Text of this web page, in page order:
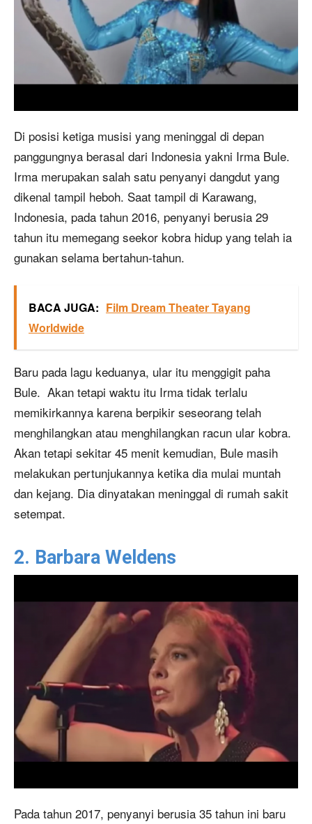
Di posisi ketiga musisi yang meninggal di depan
panggungnya berasal dari Indonesia yakni Irma Bule.
Irma merupakan salah satu penyanyi dangdut yang
dikenal tampil heboh. Saat tampil di Karawang,
Indonesia, pada tahun 2016, penyanyi berusia 29
tahun itu memegang seekor kobra hidup yang telah ia
gunakan selama bertahun-tahun.
BACA JUGA: Film Dream Theater Tayang
Worldwide
Baru pada lagu keduanya, ular itu menggigit paha
Bule. Akan tetapi waktu itu Irma tidak terlalu
memikirkannya karena berpikir seseorang telah
menghilangkan atau menghilangkan racun ular kobra.
Akan tetapi sekitar 45 menit kemudian, Bule masih
melakukan pertunjukannya ketika dia mulai muntah
dan kejang. Dia dinyatakan meninggal di rumah sakit
setempat.
2. Barbara Weldens
Pada tahun 2017, penyanyi berusia 35 tahun ini baru